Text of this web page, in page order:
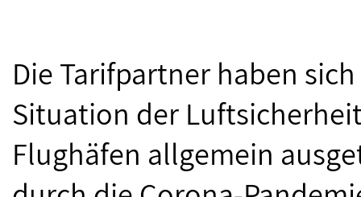
Die Tarifpartner haben
Situation der
Flughäfen allgemein